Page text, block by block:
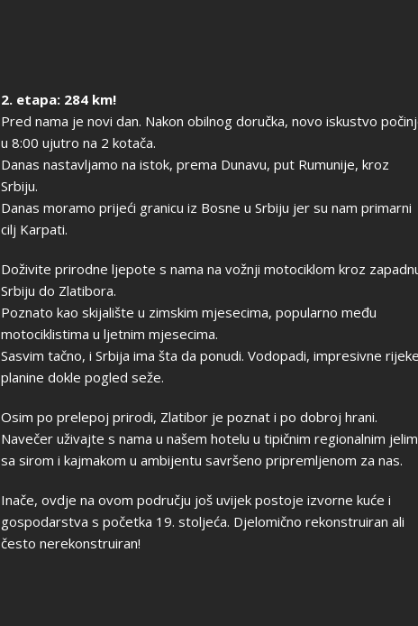
2. etapa: 284 km!
Pred nama je novi dan. Nakon obilnog doručka, novo iskustvo
u 8:00 ujutro na 2 kotača.
Danas nastavljamo na istok, prema Dunavu, put Rumunije, kroz
Srbiju.
Danas moramo prijeći granicu iz Bosne u Srbiju jer su nam primarni
cilj Karpati.
Doživite prirodne ljepote s nama na vožnji motociklom kroz
Srbiju do Zlatibora.
Poznato kao skijalište u zimskim mjesecima, popularno među
motociklistima u ljetnim mjesecima.
Sasvim tačno, i Srbija ima šta da ponudi. Vodopadi, impresivne
planine dokle pogled seže.
Osim po prelepoj prirodi, Zlatibor je poznat i po dobroj hrani.
Navečer uživajte s nama u našem hotelu u tipičnim regionalnim
sa sirom i kajmakom u ambijentu savršeno pripremljenom za nas.
Inače, ovdje na ovom području još uvijek postoje izvorne kuće i
gospodarstva s početka 19. stoljeća. Djelomično rekonstruiran ali
često nerekonstruiran!